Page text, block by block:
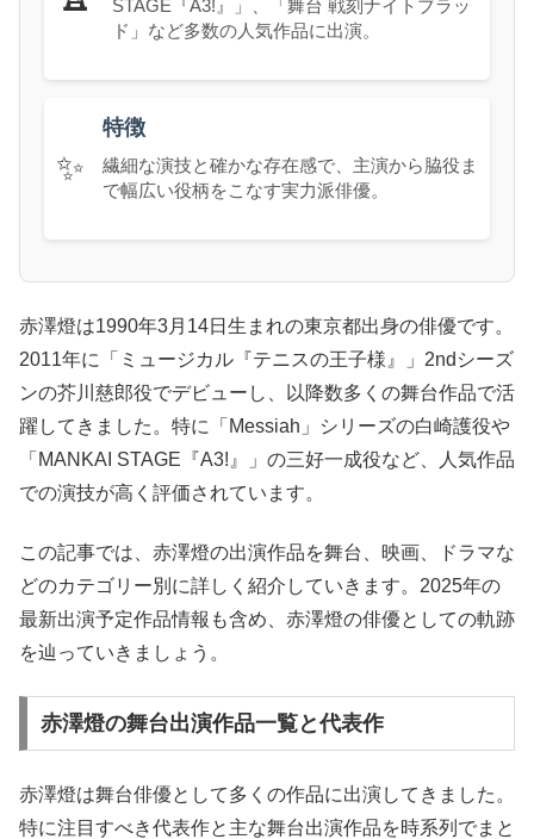
STAGE『A3!』」、「舞台 戦刻ナイトブラッ
ド」など多数の人気作品に出演。
✨
特徴
繊細な演技と確かな存在感で、主演から脇役ま
で幅広い役柄をこなす実力派俳優。
赤澤燈は1990年3月14日生まれの東京都出身の俳優です。
2011年に「ミュージカル『テニスの王子様』」2ndシーズ
ンの芥川慈郎役でデビューし、以降数多くの舞台作品で活
躍してきました。特に「Messiah」シリーズの白崎護役や
「MANKAI STAGE『A3!』」の三好一成役など、人気作品
での演技が高く評価されています。
この記事では、赤澤燈の出演作品を舞台、映画、ドラマな
どのカテゴリー別に詳しく紹介していきます。2025年の
最新出演予定作品情報も含め、赤澤燈の俳優としての軌跡
を辿っていきましょう。
赤澤燈の舞台出演作品一覧と代表作
赤澤燈は舞台俳優として多くの作品に出演してきました。
特に注目すべき代表作と主な舞台出演作品を時系列でまと